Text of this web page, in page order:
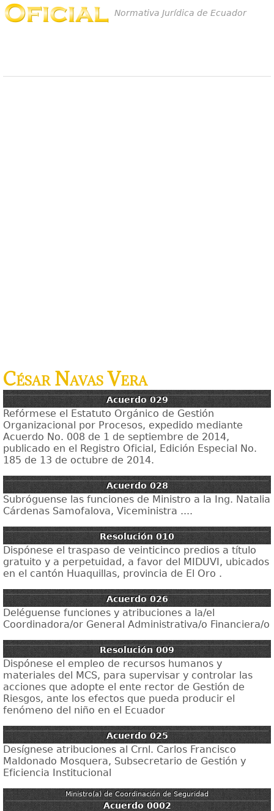
Normativa Jurídica de Ecuador
César Navas Vera
Acuerdo 029
Refórmese el Estatuto Orgánico de Gestión
Organizacional por Procesos, expedido mediante
Acuerdo No. 008 de 1 de septiembre de 2014,
publicado en el Registro Oficial, Edición Especial No.
185 de 13 de octubre de 2014.
Acuerdo 028
Subróguense las funciones de Ministro a la Ing. Natalia
Cárdenas Samofalova, Viceministra ....
Resolución 010
Dispónese el traspaso de veinticinco predios a título
gratuito y a perpetuidad, a favor del MIDUVI, ubicados
en el cantón Huaquillas, provincia de El Oro .
Acuerdo 026
Deléguense funciones y atribuciones a la/el
Coordinadora/or General Administrativa/o Financiera/o
Resolución 009
Dispónese el empleo de recursos humanos y
materiales del MCS, para supervisar y controlar las
acciones que adopte el ente rector de Gestión de
Riesgos, ante los efectos que pueda producir el
fenómeno del niño en el Ecuador
Acuerdo 025
Desígnese atribuciones al Crnl. Carlos Francisco
Maldonado Mosquera, Subsecretario de Gestión y
Eficiencia Institucional
Ministro(a) de Coordinación de Seguridad
Acuerdo 0002